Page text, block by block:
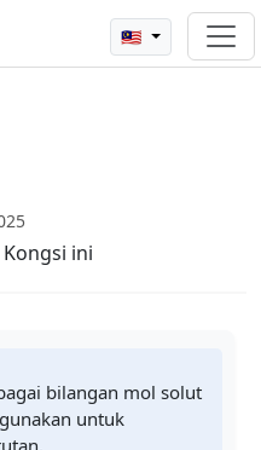
🇲🇾
Kongsi ini
bilangan mol solut
untuk